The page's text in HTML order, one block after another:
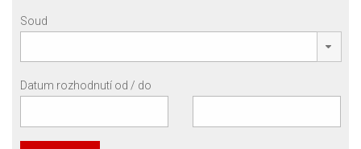
Soud
Datum rozhodnutí od / do